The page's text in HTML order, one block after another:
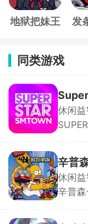
地狱把妹王 发
同类游戏
休闲益
到判定
准敲击
除此之
成体系
辛普
休闲益
辛普